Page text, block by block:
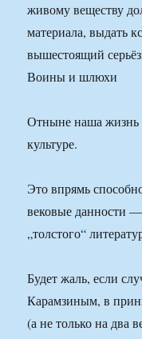
живому веществу
материала, выдать
вышестоящий
Воины и шлюхи
Отныне наша жизнь
культуре.
Это впрямь
вековые данности
„толстого“
Будет жаль, если
Карамзиным, в
(а не только на два